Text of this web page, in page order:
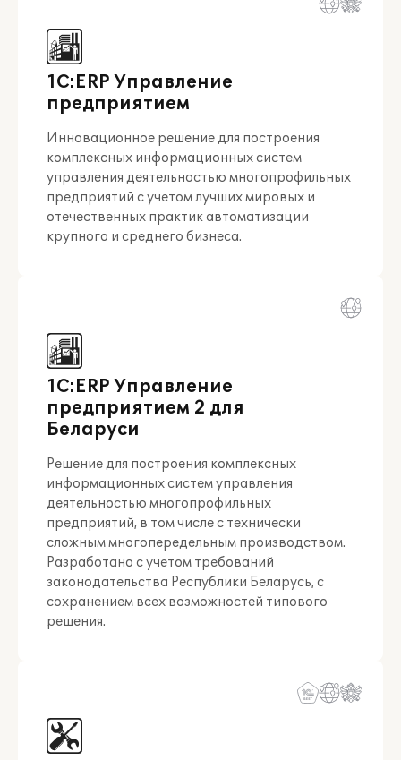
1С:ERP Управление
предприятием
Инновационное решение для построения
комплексных информационных систем
управления деятельностью многопрофильных
предприятий с учетом лучших мировых и
отечественных практик автоматизации
крупного и среднего бизнеса.
1С:ERP Управление
предприятием 2 для
Беларуси
Решение для построения комплексных
информационных систем управления
деятельностью многопрофильных
предприятий, в том числе с технически
сложным многопередельным производством.
Разработано с учетом требований
законодательства Республики Беларусь, с
сохранением всех возможностей типового
решения.